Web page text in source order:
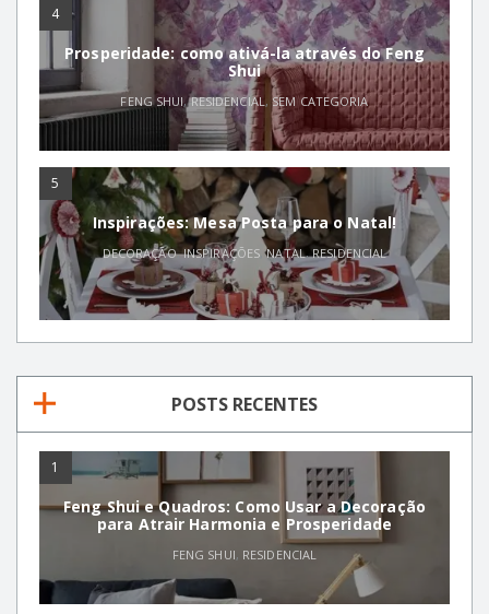
4
Prosperidade: como ativá-la através do Feng
Shui
FENG SHUI,RESIDENCIAL ,SEM CATEGORIA
5
Inspirações: Mesa Posta para o Natal!
DECORAÇÃO,INSPIRAÇÕES ,NATAL,RESIDENCIAL
POSTS RECENTES
1
Feng Shui e Quadros: Como Usar a Decoração
para Atrair Harmonia e Prosperidade
FENG SHUI, RESIDENCIAL